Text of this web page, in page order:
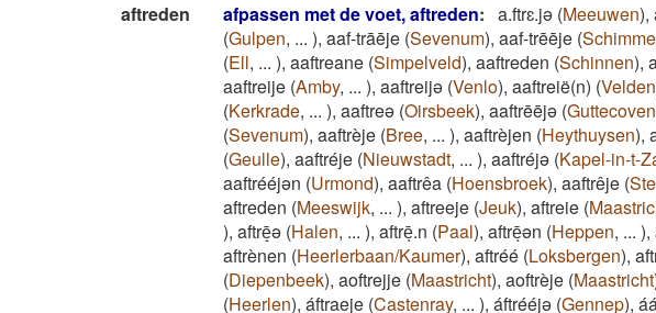
aftreden
afpassen met de voet, aftreden: a.ftrɛ.jə (Meeuwen),
(Gulpen, ... ), aaf-trāēje (Sevenum), aaf-trēēje (
(Ell, ... ), aaftreane (Simpelveld), aaftreden (Schinnen),
aaftreije (Amby, ... ), aaftreijə (Venlo), aaftreië(n) (Velden
(Kerkrade, ... ), aaftreə (Oirsbeek), aaftrēējə (Guttecoven
(Sevenum), aaftrèje (Bree, ... ), aaftrèjen (Heythuysen),
(Geulle), aaftréje (Nieuwstadt, ... ), aaftréjə (Kapel-in-t-
aaftrééjən (Urmond), aaftrêa (Hoensbroek), aaftrêje (
aftreden (Meeswijk, ... ), aftreeje (Jeuk), aftreie (
), aftrē̝ə (Halen, ... ), aftrēͅ.n (Paal), aftrēͅən (Heppen, ... ),
aftrènen (Heerlerbaan/Kaumer), aftréé (Loksbergen),
(Diepenbeek), aoftrejje (Maastricht), aoftrèje (Maastricht
(Heerlen), áftraeje (Castenray, ... ), áftrééjə (Gennep),